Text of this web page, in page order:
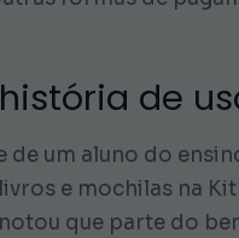
de
de um aluno do
e mochilas na
que parte do